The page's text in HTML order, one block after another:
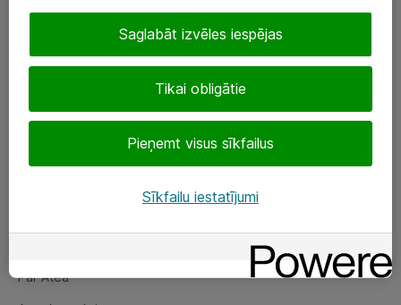
eShop@atea.lv
Sekojiet mums
Par Atea
Par Atea
Tikai obligātie
Pieņemt visus sīkfailus
Saglabāt izvēles iespējas
Sīkfailu iestatījumi